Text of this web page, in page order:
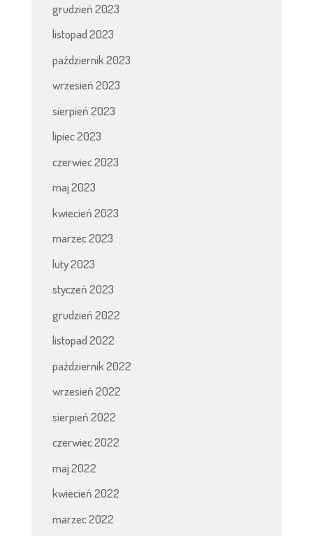
grudzień 2023
listopad 2023
październik 2023
wrzesień 2023
sierpień 2023
lipiec 2023
czerwiec 2023
maj 2023
kwiecień 2023
marzec 2023
luty 2023
styczeń 2023
grudzień 2022
listopad 2022
październik 2022
wrzesień 2022
sierpień 2022
czerwiec 2022
maj 2022
kwiecień 2022
marzec 2022